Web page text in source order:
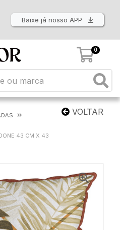
Baixe já nosso APP
0
VOLTAR
43 CM X 43